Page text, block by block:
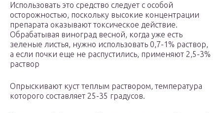
Использовать это средство следует с особой
осторожностью, поскольку высокие концентрации
препарата оказывают токсическое действие.
Обрабатывая виноград весной, когда уже есть
зеленые листья, нужно использовать 0,7-1% раствор,
а если почки еще не распустились, применяют 2,5-3%
раствор
Опрыскивают куст теплым раствором, температура
которого составляет 25-35 градусов.